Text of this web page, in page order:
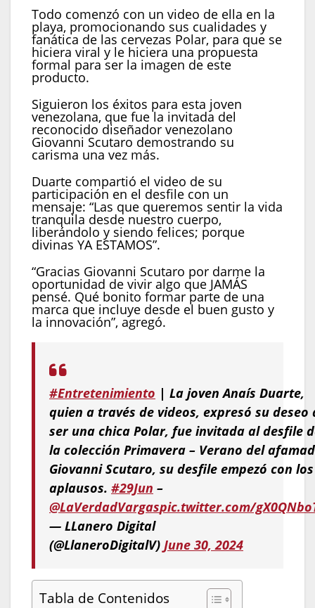
Todo comenzó con un video de ella en la
playa, promocionando sus cualidades y
fanática de las cervezas Polar, para que se
hiciera viral y le hiciera una propuesta
formal para ser la imagen de este
producto.
Siguieron los éxitos para esta joven
venezolana, que fue la invitada del
reconocido diseñador venezolano
Giovanni Scutaro demostrando su
carisma una vez más.
Duarte compartió el video de su
participación en el desfile con un
mensaje: “Las que queremos sentir la vida
tranquila desde nuestro cuerpo,
liberándolo y siendo felices; porque
divinas YA ESTAMOS”.
“Gracias Giovanni Scutaro por darme la
oportunidad de vivir algo que JAMÁS
pensé. Qué bonito formar parte de una
marca que incluye desde el buen gusto y
la innovación”, agregó.
#Entretenimiento | La joven Anaís Duarte,
quien a través de videos, expresó su deseo
ser una chica Polar, fue invitada al desfile
la colección Primavera – Verano del
Giovanni Scutaro, su desfile empezó con los
aplausos. #29Jun –
@LaVerdadVargaspic.twitter.com/
— LLanero Digital
(@LlaneroDigitalV) June 30, 2024
Tabla de Contenidos